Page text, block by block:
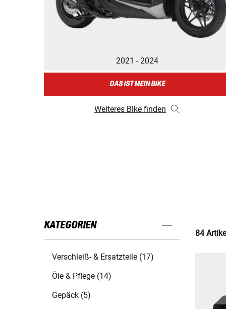
2021 - 2024
DAS IST MEIN BIKE
Weiteres Bike finden
KATEGORIEN
Verschleiß- & Ersatzteile (17)
Öle & Pflege (14)
Gepäck (5)
84